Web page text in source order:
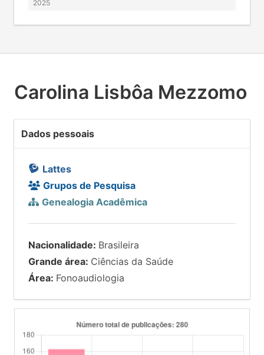
Carolina Lisbôa Mezzomo
Dados pessoais
Lattes
Grupos de Pesquisa
Genealogia Acadêmica
Nacionalidade: Brasileira
Grande área: Ciências da Saúde
Área: Fonoaudiologia